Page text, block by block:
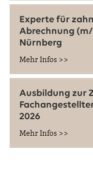
Experte für
Abrechnung
Nürnberg
Mehr Infos >>
Ausbildung zur
2026
Mehr Infos >>